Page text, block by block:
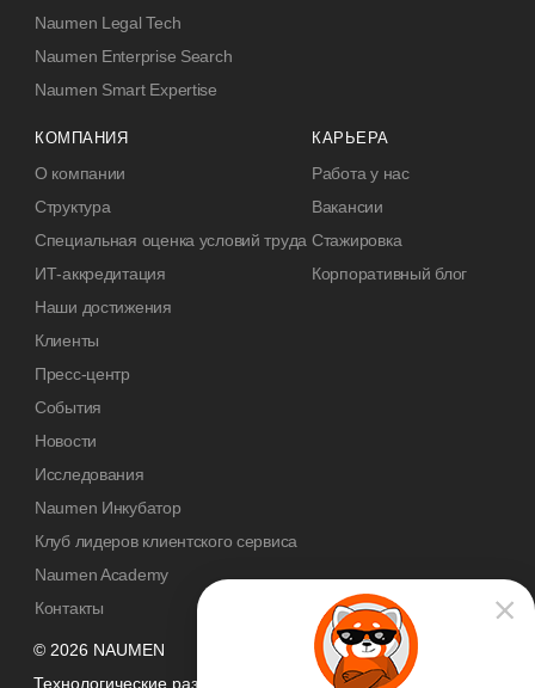
© 2026 NAUMEN
Технологические разработки осуществляются при грантовой
Naumen Legal Tech
Naumen Enterprise Search
Naumen Smart Expertise
КОМПАНИЯ
О компании
Структура
Специальная оценка условий труда
ИТ-аккредитация
Наши достижения
Клиенты
Пресс-центр
События
Новости
Исследования
Naumen Инкубатор
Клуб лидеров клиентского сервиса
Naumen Academy
Контакты
КАРЬЕРА
Работа у нас
Вакансии
Стажировка
Корпоративный блог